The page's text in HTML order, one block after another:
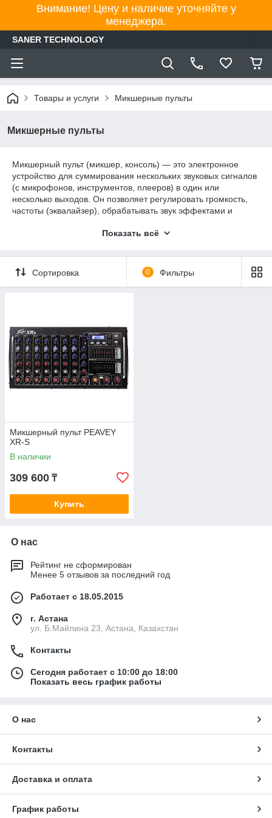
Внимание! Цену и наличие уточняйте у
менеджера.
SANER TECHNOLOGY
Товары и услуги Микшерные пульты
Микшерные пульты
Микшерный пульт (микшер, консоль) — это электронное
устройство для суммирования нескольких звуковых сигналов
(с микрофонов, инструментов, плееров) в один или
несколько выходов. Он позволяет регулировать громкость,
частоты (эквалайзер), обрабатывать звук эффектами и
Показать всё
Сортировка 0 Фильтры
Микшерный пульт PEAVEY
XR-S
В наличии
309 600 ₸
Купить
О нас
Рейтинг не сформирован
Менее 5 отзывов за последний год
Работает с 18.05.2015
г. Астана
ул. Б.Майлина 23, Астана, Казахстан
Контакты
Сегодня работает с 10:00 до 18:00
Показать весь график работы
О нас
Контакты
Доставка и оплата
График работы